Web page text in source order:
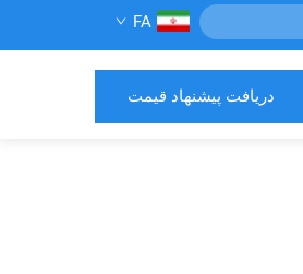
FA
دریافت پیشنهاد قیمت